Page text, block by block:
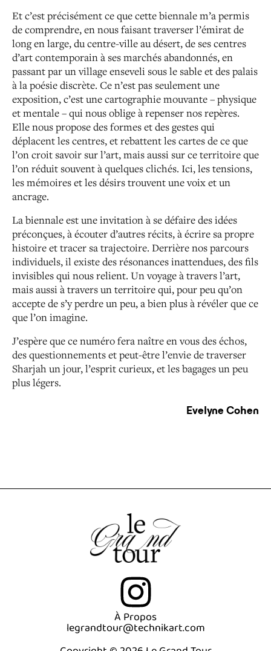
Et c’est précisément ce que cette biennale m’a permis
de comprendre, en nous faisant traverser l’émirat de
long en large, du centre-ville au désert, de ses centres
d’art contemporain à ses marchés abandonnés, en
passant par un village enseveli sous le sable et des palais
à la poésie discrète. Ce n’est pas seulement une
exposition, c’est une cartographie mouvante – physique
et mentale – qui nous oblige à repenser nos repères.
Elle nous propose des formes et des gestes qui
déplacent les centres, et rebattent les cartes de ce que
l’on croit savoir sur l’art, mais aussi sur ce territoire que
l’on réduit souvent à quelques clichés. Ici, les tensions,
les mémoires et les désirs trouvent une voix et un
ancrage.
La biennale est une invitation à se défaire des idées
préconçues, à écouter d’autres récits, à écrire sa propre
histoire et tracer sa trajectoire. Derrière nos parcours
individuels, il existe des résonances inattendues, des fils
invisibles qui nous relient. Un voyage à travers l’art,
mais aussi à travers un territoire qui, pour peu qu’on
accepte de s’y perdre un peu, a bien plus à révéler que ce
que l’on imagine.
J’espère que ce numéro fera naître en vous des échos,
des questionnements et peut-être l’envie de traverser
Sharjah un jour, l’esprit curieux, et les bagages un peu
plus légers.
Evelyne Cohen
À Propos
legrandtour@technikart.com